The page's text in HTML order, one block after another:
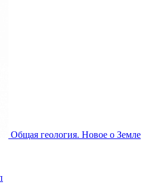
Общая геология. Новое о Земле